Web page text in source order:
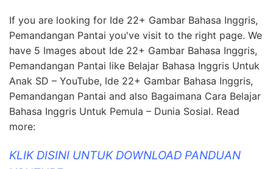
If you are looking for Ide 22+ Gambar Bahasa Inggris,
Pemandangan Pantai you've visit to the right page. We
have 5 Images about Ide 22+ Gambar Bahasa Inggris,
Pemandangan Pantai like Belajar Bahasa Inggris Untuk
Anak SD – YouTube, Ide 22+ Gambar Bahasa Inggris,
Pemandangan Pantai and also Bagaimana Cara Belajar
Bahasa Inggris Untuk Pemula – Dunia Sosial. Read
more:
KLIK DISINI UNTUK DOWNLOAD PANDUAN